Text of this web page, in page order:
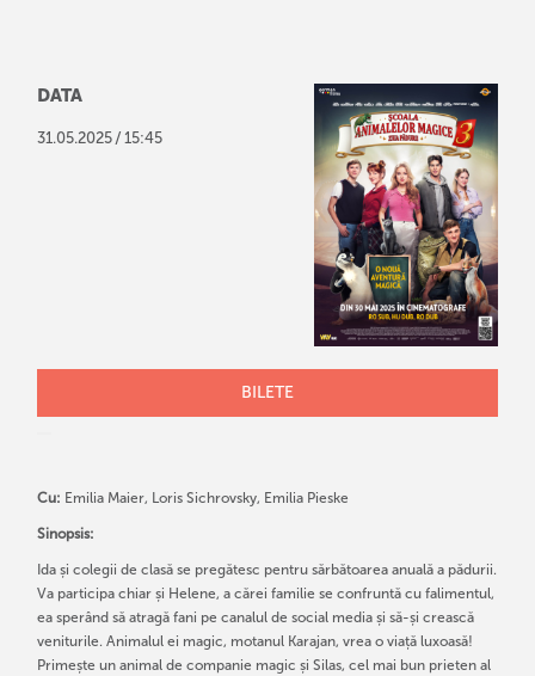
DATA
31 .05.2025 / 15:45
BILETE
Cu: Emilia Maier, Loris Sichrovsky, Emilia Pieske
Sinopsis:
Ida și colegii de clasă se pregătesc pentru sărbătoarea anuală a pădurii.
Va participa chiar și Helene, a cărei familie se confruntă cu falimentul,
ea sperând să atragă fani pe canalul de social media și să-și crească
veniturile. Animalul ei magic, motanul Karajan, vrea o viață luxoasă!
Primește un animal de companie magic și Silas, cel mai bun prieten al